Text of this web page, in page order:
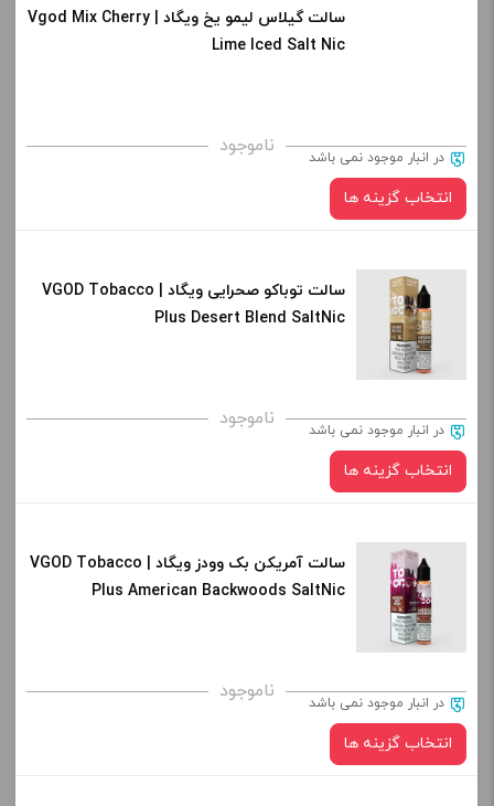
نیکوتین:
برای فعال شدن سبد خرید و نمایش قیمت ، گزینه های محصول را
از کادر بالا انتخاب کنید.
+
سالت گیلاس لیمو یخ ویگاد | Vgod Mix Cherry
Lime Iced Salt Nic
ناموجود در انبار موجود نمی باشد
انتخاب گزینه ها
نیکوتین:
برای فعال شدن سبد خرید و نمایش قیمت ، گزینه های محصول را
از کادر بالا انتخاب کنید.
+
سالت توباکو صحرایی ویگاد | VGOD Tobacco
Plus Desert Blend SaltNic
ناموجود در انبار موجود نمی باشد
انتخاب گزینه ها
نیکوتین:
برای فعال شدن سبد خرید و نمایش قیمت ، گزینه های محصول را
از کادر بالا انتخاب کنید.
+
سالت آمریکن بک وودز ویگاد | VGOD Tobacco
Plus American Backwoods SaltNic
ناموجود در انبار موجود نمی باشد
انتخاب گزینه ها